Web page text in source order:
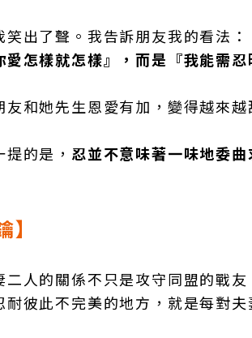
出了聲。我告訴朋友我的看法：
愛怎樣就怎樣』，而是『我能需忍
和她先生恩愛有加，變得越來越
的是， 忍並不意味著一味地委
】
二人的關係不只是攻守同盟的戰
耐彼此不完美的地方，就是每對夫